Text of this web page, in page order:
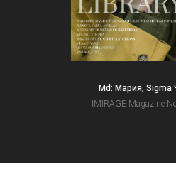
Md: Мария, Sigma
IMIRAGE Magazine